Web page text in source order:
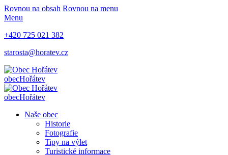
Rovnou na obsah Rovnou na menu
Menu
+420 725 021 382
starosta@horatev.cz
obecHořátev
obecHořátev
Naše obec
Historie
Fotografie
Tipy na výlet
Turistické informace